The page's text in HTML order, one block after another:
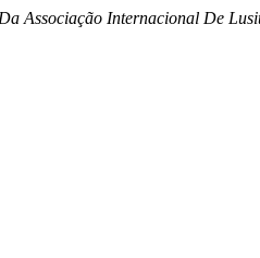
Associação Internacional De